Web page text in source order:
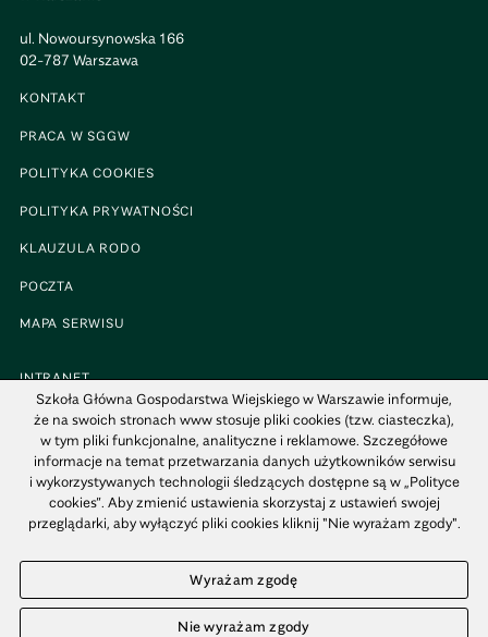
ul. Nowoursynowska 166
02-787 Warszawa
KONTAKT
PRACA W SGGW
POLITYKA COOKIES
POLITYKA PRYWATNOŚCI
KLAUZULA RODO
POCZTA
MAPA SERWISU
INTRANET
BIP
MAPA KAMPUSU
Szkoła Główna Gospodarstwa Wiejskiego w Warszawie informuje,
że na swoich stronach www stosuje pliki cookies (tzw. ciasteczka),
w tym pliki funkcjonalne, analityczne i reklamowe. Szczegółowe
informacje na temat przetwarzania danych użytkowników serwisu
i wykorzystywanych technologii śledzących dostępne są w „Polityce
cookies”. Aby zmienić ustawienia skorzystaj z ustawień swojej
przeglądarki, aby wyłączyć pliki cookies kliknij "Nie wyrażam zgody".
Wyrażam zgodę
Nie wyrażam zgody